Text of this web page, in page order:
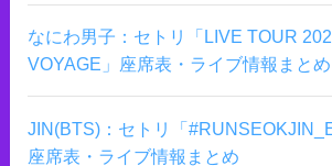
なにわ男子：セトリ「LIVE TOUR
VOYAGE」座席表・ライブ情報まとめ
JIN(BTS)：セトリ「
座席表・ライブ情報まとめ